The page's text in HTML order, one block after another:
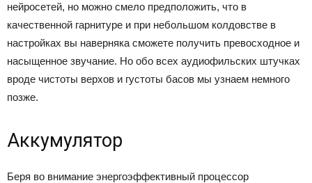
нейросетей, но можно смело предположить, что в
качественной гарнитуре и при небольшом колдовстве в
настройках вы наверняка сможете получить превосходное и
насыщенное звучание. Но обо всех аудиофильских штучках
вроде чистоты верхов и густоты басов мы узнаем немного
позже.
Аккумулятор
Беря во внимание энергоэффективный процессор